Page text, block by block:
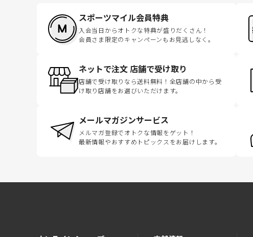
スポーツマイル会員特典
入会当日からオトクな特典が盛りだくさん！
会員さま限定のキャンペーンもお見逃しなく。
ネットで注文 店舗で受け取り
店舗で受け取りなら送料無料！全店舗の中から受
け取り店舗をお選びいただけます。
メールマガジンサービス
メルマガ登録でオトクな情報をゲット！
最新情報やおすすめトピックスをお届けします。